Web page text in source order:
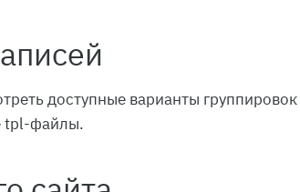
доступные варианты
tpl-файлы.